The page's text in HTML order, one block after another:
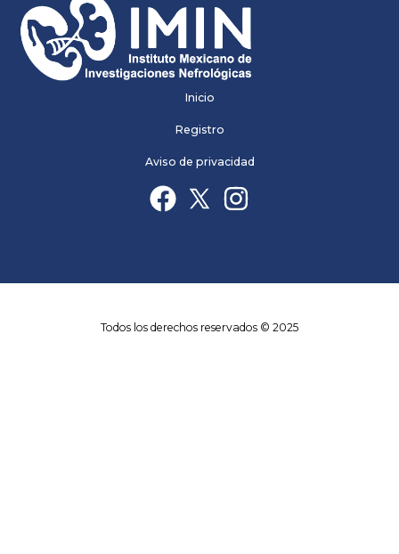
Inicio
Registro
Aviso de privacidad
Todos los derechos reservados © 2025